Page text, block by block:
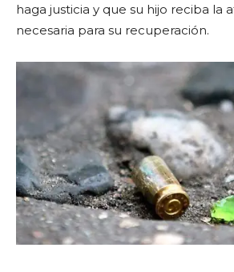
haga justicia y que su hijo reciba la
necesaria para su recuperación.